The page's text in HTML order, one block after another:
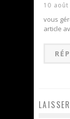
10 août
vous
article